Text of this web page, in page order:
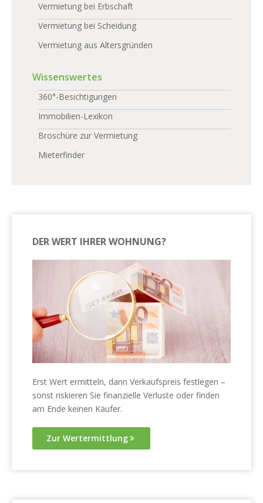
Vermietung bei Erbschaft
Vermietung bei Scheidung
Vermietung aus Altersgründen
Wissenswertes
360°-Besichtigungen
Immobilien-Lexikon
Broschüre zur Vermietung
Mieterfinder
DER WERT IHRER WOHNUNG?
Erst Wert ermitteln, dann Verkaufspreis festlegen –
sonst riskieren Sie finanzielle Verluste oder finden
am Ende keinen Käufer.
Zur Wertermittlung